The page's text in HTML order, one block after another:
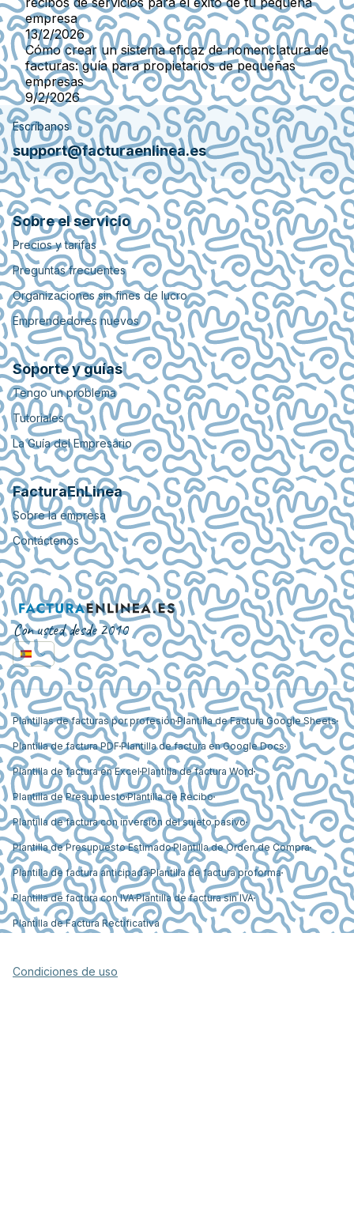
empresa
13/2/2026
Cómo crear un sistema eficaz de nomenclatura de
facturas: guía para propietarios de pequeñas
empresas
9/2/2026
Escríbanos
support@facturaenlinea.es
Sobre el servicio
Precios y tarifas
Preguntas frecuentes
Organizaciones sin fines de lucro
Emprendedores nuevos
Soporte y guías
Tengo un problema
Tutoriales
La Guía del Empresario
FacturaEnLinea
Sobre la empresa
Contáctenos
Con usted desde 2010
Plantillas de facturas por profesión Plantilla de Factura Google Sheets
Plantilla de factura PDF Plantilla de factura en Google Docs
Plantilla de factura en Excel Plantilla de factura Word
Plantilla de PresupuestoPlantilla de Recibo
Plantilla de factura con inversión del sujeto pasivo
Plantilla de Presupuesto EstimadoPlantilla de Orden de Compra
Plantilla de factura anticipada Plantilla de factura proforma
Plantilla de factura con IVAPlantilla de factura sin IVA
Plantilla de Factura Rectificativa
Condiciones de uso